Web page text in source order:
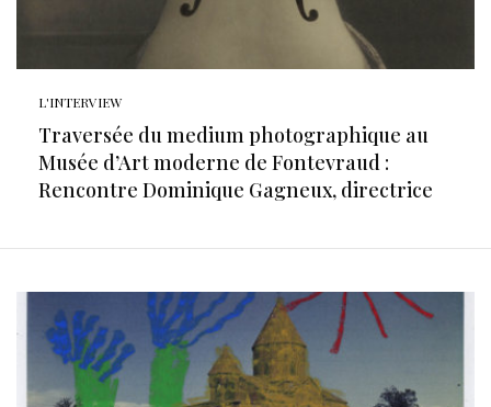
L'INTERVIEW
Traversée du medium photographique au
Musée d’Art moderne de Fontevraud :
Rencontre Dominique Gagneux, directrice